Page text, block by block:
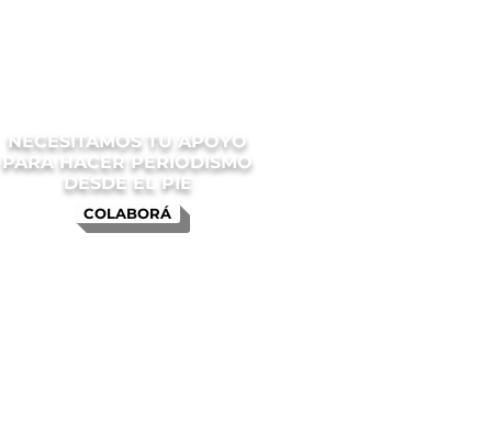
COLABORÁ
NECESITAMOS TU APOYO
PARA HACER PERIODISMO
DESDE EL PIE